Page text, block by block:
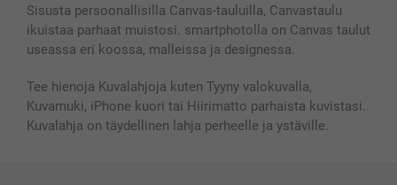
Valokuvakehykset & Lisätarvikkeet
Lahjakortti
Kaikki kuvatuotteet
Sisusta persoonallisilla Canvas-tauluilla, Canvastaulu
ikuistaa parhaat muistosi. smartphotolla on Canvas taulut
useassa eri koossa, malleissa ja designessa.
Tee hienoja Kuvalahjoja kuten Tyyny valokuvalla,
Kuvamuki, iPhone kuori tai Hiirimatto parhaista kuvistasi.
Kuvalahja on täydellinen lahja perheelle ja ystäville.